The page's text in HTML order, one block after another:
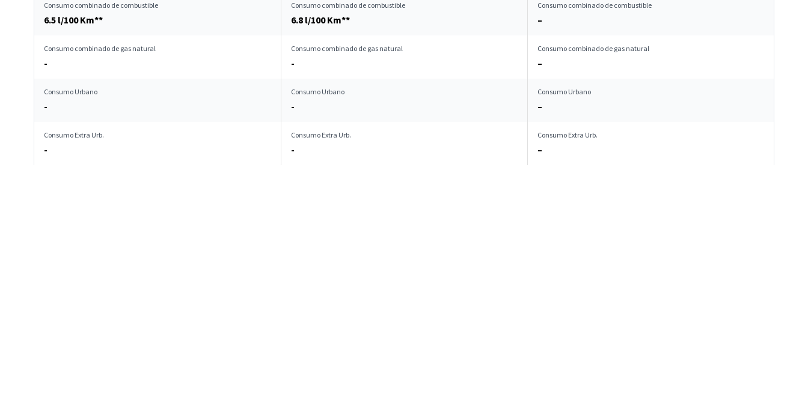
Consumo combinado de combustible
6.5 l/100 Km**
Consumo combinado de combustible
6.8 l/100 Km**
Consumo combinado de combustible
–
Consumo combinado de gas natural
-
Consumo combinado de gas natural
-
Consumo combinado de gas natural
–
Consumo Urbano
-
Consumo Urbano
-
Consumo Urbano
–
Consumo Extra Urb.
-
Consumo Extra Urb.
-
Consumo Extra Urb.
–